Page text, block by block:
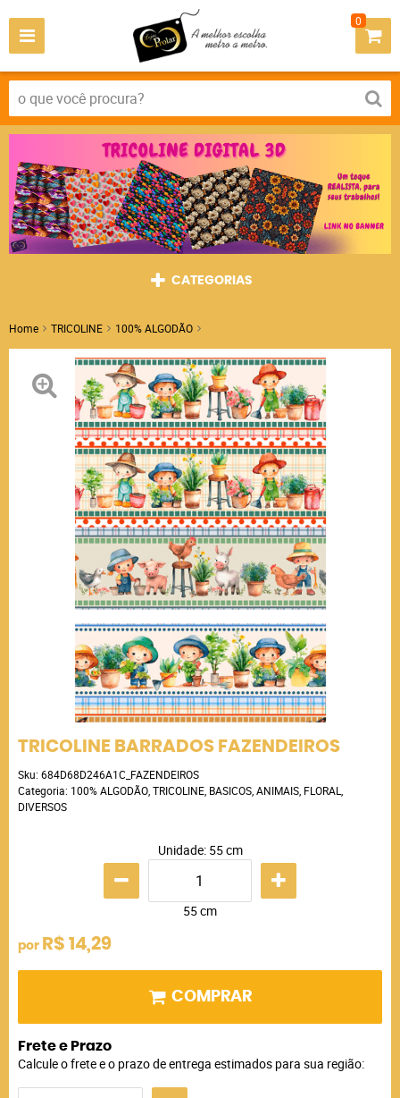
0
CATEGORIAS
Home TRICOLINE 100% ALGODÃO
TRICOLINE BARRADOS FAZENDEIROS
Sku: 684D68D246A1C_FAZENDEIROS
Categoria: 100% ALGODÃO TRICOLINE BASICOS ANIMAIS FLORAL
DIVERSOS
Unidade: 55 cm
55 cm
por R$ 14,29
COMPRAR
Frete e Prazo
Calcule o frete e o prazo de entrega estimados para sua região: